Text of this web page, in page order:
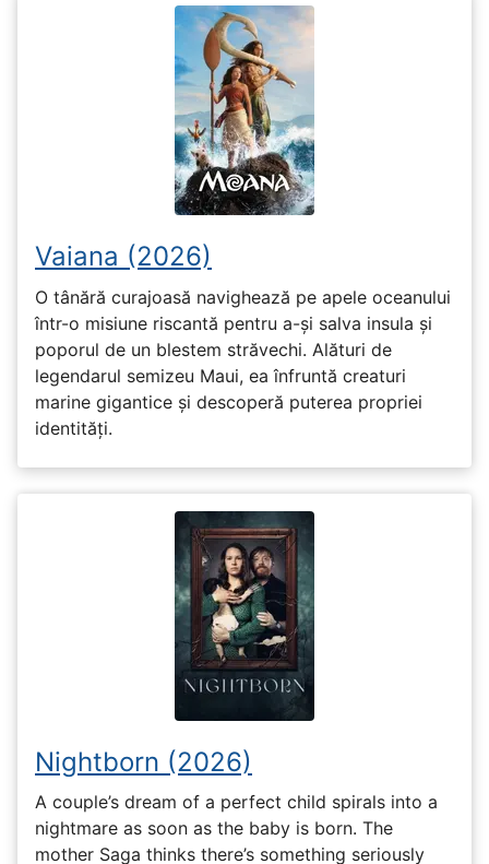
Vaiana (2026)
O tânără curajoasă navighează pe apele oceanului
într-o misiune riscantă pentru a-și salva insula și
poporul de un blestem străvechi. Alături de
legendarul semizeu Maui, ea înfruntă creaturi
marine gigantice și descoperă puterea propriei
identități.
Nightborn (2026)
A couple’s dream of a perfect child spirals into a
nightmare as soon as the baby is born. The
mother Saga thinks there’s something seriously